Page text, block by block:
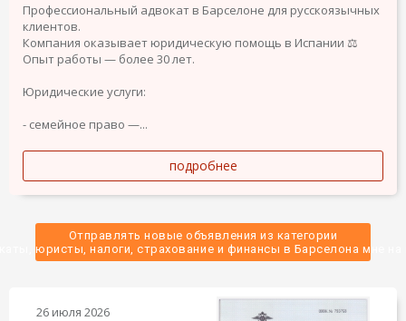
Профессиональный адвокат в Барселоне для русскоязычных
клиентов.
Компания оказывает юридическую помощь в Испании ⚖️
Опыт работы — более 30 лет.
Юридические услуги:
- семейное право —...
подробнее
Отправлять новые объявления из категории
юристы, налоги, страхование и финансы в Барселона мне на
26 июля 2026